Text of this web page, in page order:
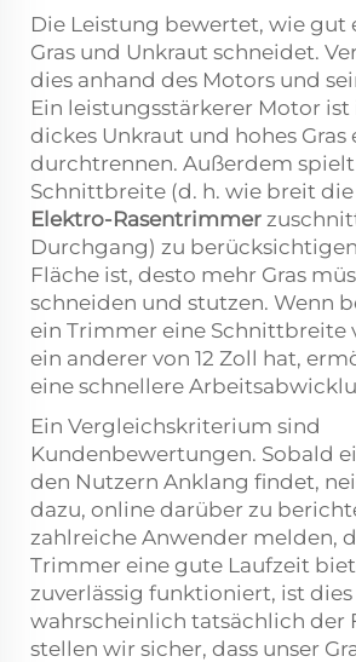
Die Leistung bewertet, wie gut
Gras und Unkraut schneidet.
dies anhand des Motors und
Ein leistungsstärkerer Motor ist
dickes Unkraut und hohes Gras
durchtrennen. Außerdem
Schnittbreite (d. h. wie breit die
Elektro-Rasentrimmer
Durchgang) zu
Fläche ist, desto mehr Gras
schneiden und stutzen. Wenn
ein Trimmer eine Schnittbreite
ein anderer von 12 Zoll hat,
eine schnellere
Ein Vergleichskriterium sind
Kundenbewertungen. Sobald
den Nutzern Anklang findet,
dazu, online darüber zu
zahlreiche Anwender melden,
Trimmer eine gute Laufzeit
zuverlässig funktioniert, ist dies
wahrscheinlich tatsächlich der
stellen wir sicher, dass unser